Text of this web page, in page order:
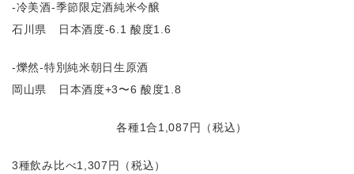
-冷美酒-季節限定酒純米今醸
石川県 日本酒度-6.1 酸度1.6
-爍然-特別純米朝日生原酒
岡山県 日本酒度+3〜6 酸度1.8
各種1合1,087円（税込）
3種飲み比べ1,307円（税込）